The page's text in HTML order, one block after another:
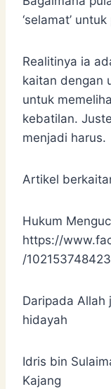
‘selamat’
Realitinya ia
kaitan dengan
untuk
kebatilan.
menjadi harus.
Artikel
Hukum
https://
/
Daripada Allah
hidayah
Idris bin
Kajang